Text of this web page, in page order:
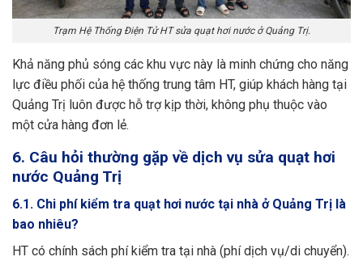
Trạm Hệ Thống Điện Tử HT sửa quạt hơi nước ở Quảng Trị.
Khả năng phủ sóng các khu vực này là minh chứng cho năng
lực điều phối của hệ thống trung tâm HT, giúp khách hàng tại
Quảng Trị luôn được hỗ trợ kịp thời, không phụ thuộc vào
một cửa hàng đơn lẻ.
6. Câu hỏi thường gặp về dịch vụ sửa quạt hơi
nước Quảng Trị
6.1. Chi phí kiểm tra quạt hơi nước tại nhà ở Quảng Trị là
bao nhiêu?
HT có chính sách phí kiểm tra tại nhà (phí dịch vụ/di chuyển).